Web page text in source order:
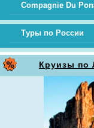
Compagnie Du
Туры по России
Круизы по